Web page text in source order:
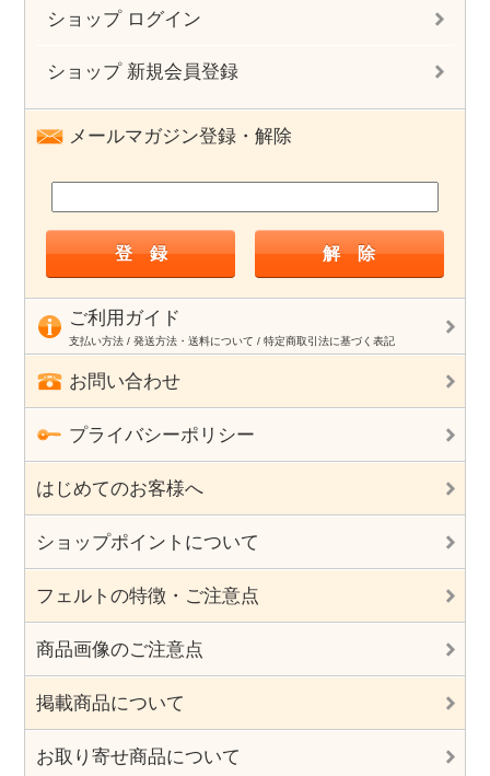
ショップ ログイン
ショップ 新規会員登録
メールマガジン登録・解除
ご利用ガイド
支払い方法 / 発送方法・送料について / 特定商取引法に基づく表記
お問い合わせ
プライバシーポリシー
はじめてのお客様へ
ショップポイントについて
フェルトの特徴・ご注意点
商品画像のご注意点
掲載商品について
お取り寄せ商品について